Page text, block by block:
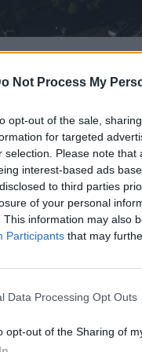
Not Process My
opt-out of the sale,
for targeted
selection. Please note
interest-based ads
to third parties
of your personal
This information may also
Participants that may
Data Processing Opt Outs
opt-out of the Sharing of
το
στη Λεωφόρο
των
της
ΑΕΚ, με την
ώστε να έχει